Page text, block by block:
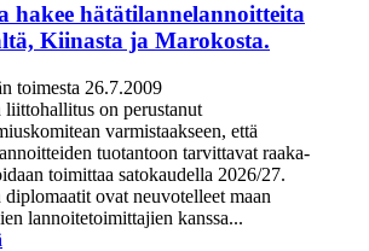
hakee hätätilannelannoitteita
Kiinasta ja Marokosta.
toimesta 26.7.2009
liittohallitus on perustanut
varmistaakseen, että
tuotantoon tarvittavat raaka-
toimittaa satokaudella 2026/27.
ovat neuvotelleet maan
lannoitetoimittajien kanssa...